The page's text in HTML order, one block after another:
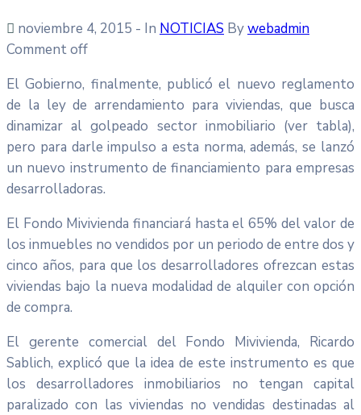
noviembre 4, 2015 - In NOTICIAS Bywebadmin
Comment off
El Gobierno, finalmente, publicó el nuevo reglamento
de la ley de arrendamiento para viviendas, que busca
dinamizar al golpeado sector inmobiliario (ver tabla),
pero para darle impulso a esta norma, además, se lanzó
un nuevo instrumento de financiamiento para empresas
desarrolladoras.
El Fondo Mivivienda financiará hasta el 65% del valor de
los inmuebles no vendidos por un periodo de entre dos y
cinco años, para que los desarrolladores ofrezcan estas
viviendas bajo la nueva modalidad de alquiler con opción
de compra.
El gerente comercial del Fondo Mivivienda, Ricardo
Sablich, explicó que la idea de este instrumento es que
los desarrolladores inmobiliarios no tengan capital
paralizado con las viviendas no vendidas destinadas al